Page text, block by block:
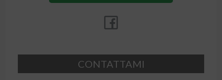
CONTATTAMI